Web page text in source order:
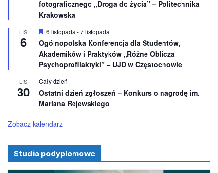
n
e
ó
ż
n
i
o
n
e
fotograficznego „Droga do życia” – Politechnika
Krakowska
LIS
6
W
r
ó
ż
n
o
n
e
6 listopada -7 listopada
Ogólnopolska Konferencja dla Studentów,
Akademików i Praktyków „Różne Oblicza
Psychoprofilaktyki” – UJD w Częstochowie
LIS
30
Cały dzień
Ostatni dzień zgłoszeń – Konkurs o nagrodę im.
Mariana Rejewskiego
Zobacz kalendarz
Studia podyplomowe